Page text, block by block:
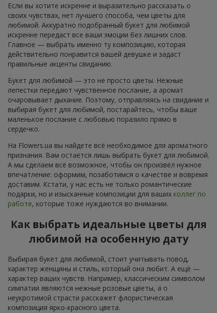
Если вы хотите искренне и выразительно рассказать о
своих чувствах, нет лучшего способа, чем цветы для
любимой. Аккуратно подобранный букет для любимой
искренне передаст все ваши эмоции без лишних слов.
Главное — выбрать именно ту композицию, которая
действительно понравится вашей девушке и задаст
правильные акценты свиданию.
Букет для любимой — это не просто цветы. Нежные
лепестки передают чувственное послание, а аромат
очаровывает дыхание. Поэтому, отправляясь на свидание и
выбирая букет для любимой, постарайтесь, чтобы ваше
маленькое послание с любовью поразило прямо в
сердечко.
На Flowers.ua вы найдете всё необходимое для ароматного
признания. Вам остаётся лишь выбрать букет для любимой.
А мы сделаем всё возможное, чтобы он произвёл нужное
впечатление: оформим, позаботимся о качестве и вовремя
доставим. Кстати, у нас есть не только романтические
подарки, но и изысканные композиции для ваших коллег по
работе, которые тоже нуждаются во внимании.
Как выбрать идеальные цветы для
любимой на особенную дату
Выбирая букет для любимой, стоит учитывать повод,
характер женщины и стиль, который она любит. А ещё —
характер ваших чувств. Например, классическим символом
симпатии являются нежные розовые цветы, а о
неукротимой страсти расскажет флористическая
композиция ярко-красного цвета.